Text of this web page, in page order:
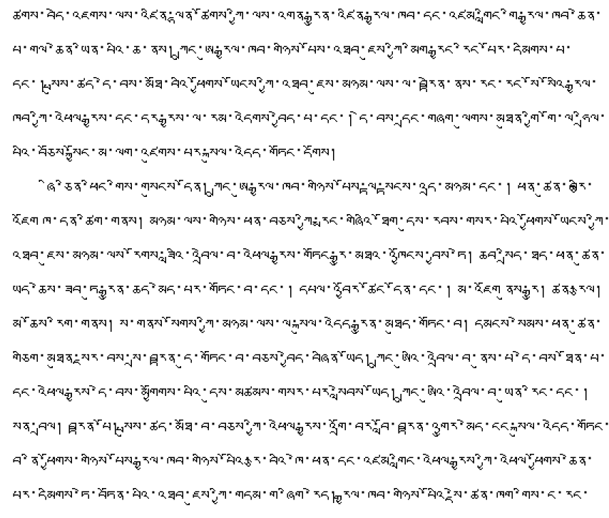
ཚོགས་བདེ་འཇགས་ལས་འཛིན་ལྷན་ཚོགས་ཀྱི་ལས་འགན་རྒྱུན་འཛིན་རྒྱལ་ཁབ་དང་འཛམ་གླིང་གི་རྒྱལ་ཁབ་ཆེན་
པོ་གལ་ཆེན་ཡིན་པའི་ཆ་ནས། ཀྲུང་ཨུ་རྒྱལ་ཁབ་གཉིས་པོས་འཐབ་ཇུས་ཀྱི་མིག་རྒྱང་རིང་པོར་དམིགས་པ་
དང་།སྤུས་ཚད་དེ་བས་མཐོ་བའི་ཕྱོགས་ཡོངས་ཀྱི་འཐབ་ཇུས་མཉམ་ལས་ལ་བརྟེན་ནས་རང་རང་སོ་སོའི་རྒྱལ་
ཁབ་ཀྱི་འཕེལ་རྒྱས་དང་དར་རྒྱས་ལ་རམ་འདེགས་བྱེད་པ་དང་། དེ་བས་དྲང་གཞག་ལུགས་མཐུན་གྱི་གོ་ལ་ཧྲིལ་
པོའི་བཅོས་སྐྱོང་མ་ལག་འཛུགས་པར་སྐུལ་འདེད་གཏོང་དགོས།
ཞི་ཅིན་ཕིང་གིས་གསུངས་དོན། ཀྲུང་ཨུ་རྒྱལ་ཁབ་གཉིས་པོས་ལྟ་སྟངས་འདྲ་མཉམ་དང་། ཕན་ཚུན་བརྩི་
འཇོག ཁ་དན་ཚིག་གནས། མཉམ་ལས་གཉིས་ཕན་བཅས་ཀྱི་རྨང་གཞིའི་ཐོག་དུས་རབས་གསར་པའི་ཕྱོགས་ཡོངས་ཀྱི་
འཐབ་ཇུས་མཉམ་ལས་རོགས་ཟླའི་འབྲེལ་བ་འཕེལ་རྒྱས་གཏོང་རྒྱུ་མཐའ་འཁྱོངས་བྱས་ཏེ། ཆབ་སྲིད་ཐད་ཕན་ཚུན་
ཡིད་ཆེས་ཟབ་ཏུ་རྒྱུན་ཆད་མེད་པར་གཏོང་བ་དང་། དཔལ་འབྱོར་ཚོང་དོན་དང་། མ་འཇོག ནུས་རྒྱུ། ཚན་རྩལ།
མི་ཆོས་རིག་གནས། ས་གནས་སོགས་ཀྱི་མཉམ་ལས་ལ་སྐུལ་འདེད་རྒྱུན་མཐུད་གཏོང་བ། དམངས་སེམས་ཕན་ཚུན་
གཅིག་མཐུན་སྔར་བས་སྲ་བརྟན་དུ་གཏོང་བ་བཅས་བྱེད་བཞིན་ཡོད། ཀྲུང་ཨུའི་འབྲེལ་བ་ནུས་པ་དེ་བས་ཐོན་པ་
དང་འཕེལ་རྒྱས་དེ་བས་མགྱོགས་པའི་དུས་མཚམས་གསར་པར་སླེབས་ཡོད། ཀྲུང་ཨུའི་འབྲེལ་བ་ཡུན་རིང་དང་།
སྐྱོན་བྲལ། བརྟན་པོ། སྤུས་ཚད་མཐོ་བ་བཅས་ཀྱི་འཕེལ་རྒྱས་འགྲོ་བར་བློ་བརྟན་འགྱུར་མེད་ངང་སྐུལ་འདེད་གཏོང་
བ་ནི་ཕྱོགས་གཉིས་པོས་རྒྱལ་ཁབ་གཉིས་པོའི་རྩ་བའི་ཁེ་ཕན་དང་འཛམ་གླིང་འཕེལ་རྒྱས་ཀྱི་འཕེལ་ཕྱོགས་ཆེན་
པོར་དམིགས་ཏེ་བཏོན་པའི་འཐབ་ཇུས་ཀྱི་གདམ་ག་ཞིག་རེད། རྒྱལ་ཁབ་གཉིས་པོའི་སྡེ་ཚན་ཁག་གིས་ང་རང་